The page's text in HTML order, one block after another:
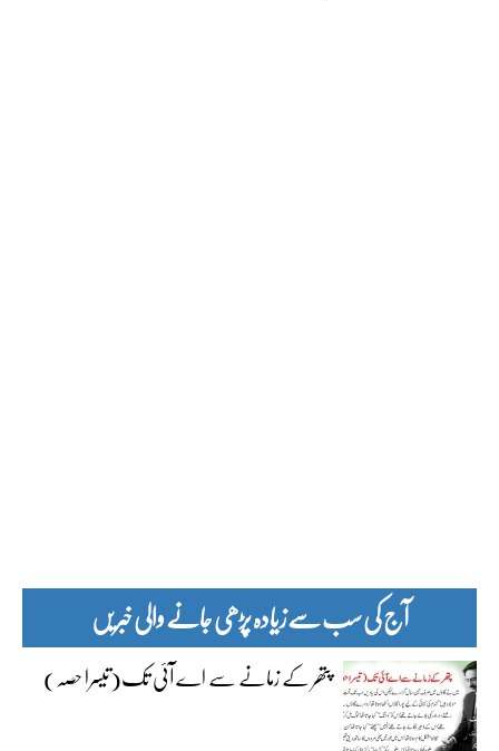
آج کی سب سے زیادہ پڑھی جانے والی خبریں
پتھر کے زمانے سے اے آئی تک(تیسرا حصہ)